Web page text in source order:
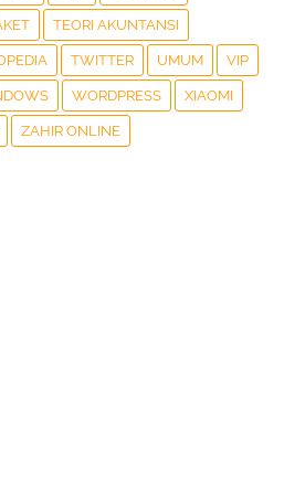
TEORI AKUNTANSI
TWITTER UMUM VIP
WORDPRESS XIAOMI
ZAHIR ONLINE